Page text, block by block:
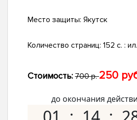
Место защиты: Якутск
Количество страниц: 152 с. : ил.
Стоимость: 700 р.250
до окончания